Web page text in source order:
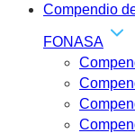
Compendio
FONASA